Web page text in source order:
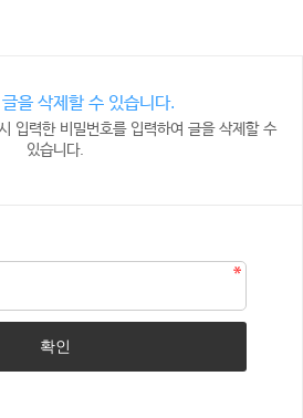
을 삭제할 수 있습니다.
입력한 비밀번호를 입력하여 글을 삭제할 수
있습니다.